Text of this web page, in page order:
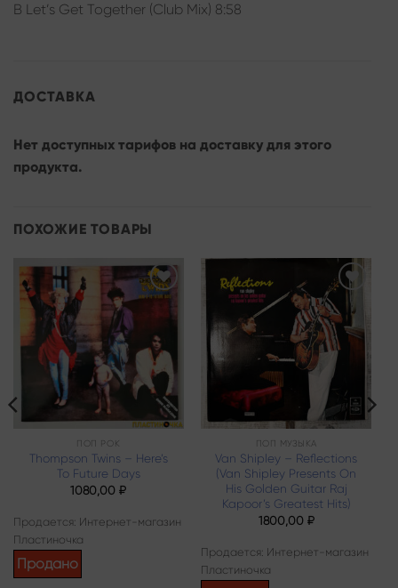
B Let’s Get Together (Club Mix) 8:58
ДОСТАВКА
Нет доступных тарифов на доставку для этого
продукта.
ПОХОЖИЕ ТОВАРЫ
ПОП РОК
Thompson Twins – Here’s
To Future Days
1080,00₽
Продается: Интернет-магазин
Пластиночка
Продано
Add to
wishlist
ПОП МУЗЫКА
Van Shipley – Reflections
(Van Shipley Presents On
His Golden Guitar Raj
Kapoor’s Greatest Hits)
1800,00 ₽
Продается: Интернет-магазин
Пластиночка